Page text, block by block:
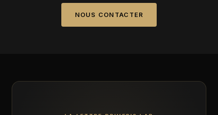
NOUS CONTACTER